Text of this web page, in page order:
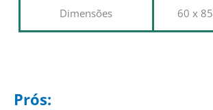
Dimensões 60 x
Prós: